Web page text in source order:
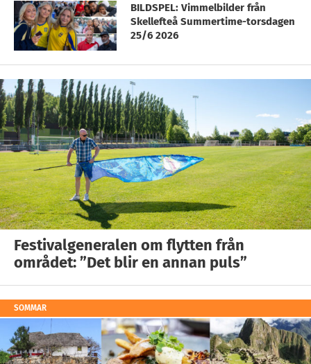
BILDSPEL: Vimmelbilder från
Skellefteå Summertime-torsdagen
25/6 2026
Festivalgeneralen om flytten från
området: ”Det blir en annan puls”
SOMMAR